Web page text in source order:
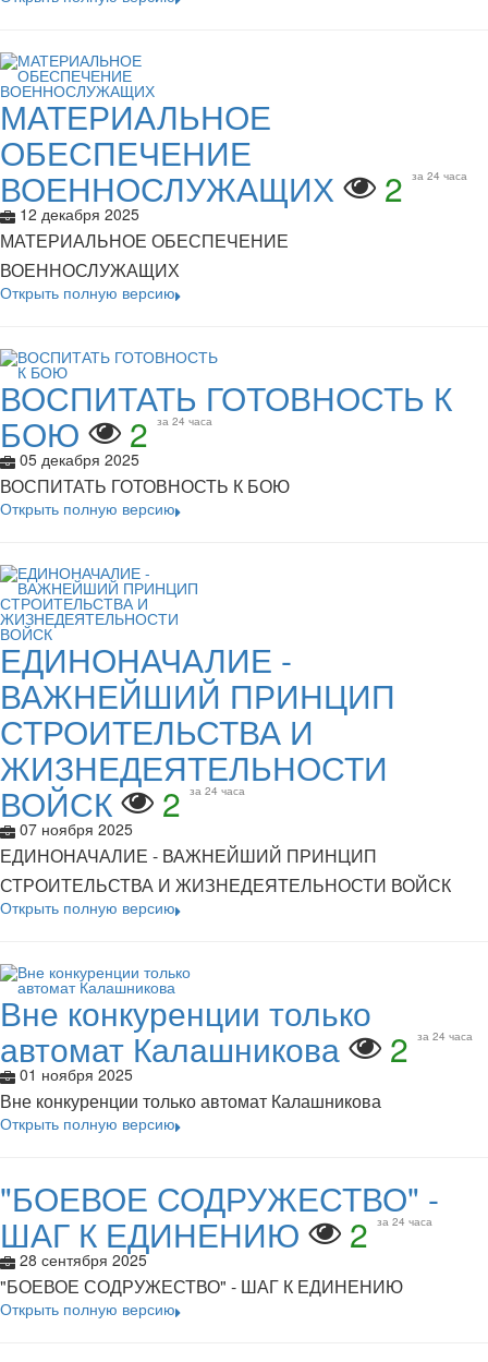
МАТЕРИАЛЬНОЕ
ОБЕСПЕЧЕНИЕ
ВОЕННОСЛУЖАЩИХ 2 за 24 часа
12 декабря 2025
МАТЕРИАЛЬНОЕ ОБЕСПЕЧЕНИЕ
ВОЕННОСЛУЖАЩИХ
Открыть полную версию
ВОСПИТАТЬ ГОТОВНОСТЬ К
БОЮ 2 за 24 часа
05 декабря 2025
ВОСПИТАТЬ ГОТОВНОСТЬ К БОЮ
Открыть полную версию
ЕДИНОНАЧАЛИЕ -
ВАЖНЕЙШИЙ ПРИНЦИП
СТРОИТЕЛЬСТВА И
ЖИЗНЕДЕЯТЕЛЬНОСТИ
ВОЙСК 2 за 24 часа
07 ноября 2025
ЕДИНОНАЧАЛИЕ - ВАЖНЕЙШИЙ ПРИНЦИП
СТРОИТЕЛЬСТВА И ЖИЗНЕДЕЯТЕЛЬНОСТИ ВОЙСК
Открыть полную версию
Вне конкуренции только
автомат Калашникова 2 за 24 часа
01 ноября 2025
Вне конкуренции только автомат Калашникова
Открыть полную версию
"БОЕВОЕ СОДРУЖЕСТВО" -
ШАГ К ЕДИНЕНИЮ 2 за 24 часа
28 сентября 2025
"БОЕВОЕ СОДРУЖЕСТВО" - ШАГ К ЕДИНЕНИЮ
Открыть полную версию